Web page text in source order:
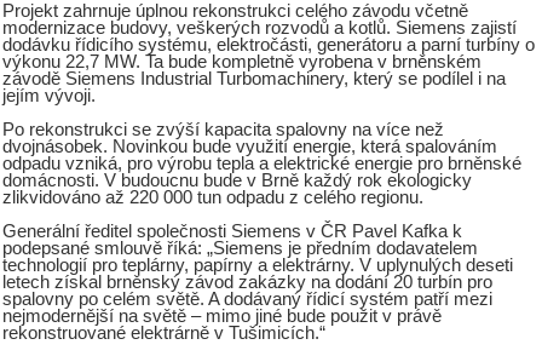
Projekt zahrnuje úplnou rekonstrukci celého závodu včetně
modernizace budovy, veškerých rozvodů a kotlů. Siemens zajistí
dodávku řídicího systému, elektročásti, generátoru a parní turbíny o
výkonu 22,7 MW. Ta bude kompletně vyrobena v brněnském
závodě Siemens Industrial Turbomachinery, který se podílel i na
jejím vývoji.
Po rekonstrukci se zvýší kapacita spalovny na více než
dvojnásobek. Novinkou bude využití energie, která spalováním
odpadu vzniká, pro výrobu tepla a elektrické energie pro brněnské
domácnosti. V budoucnu bude v Brně každý rok ekologicky
zlikvidováno až 220 000 tun odpadu z celého regionu.
Generální ředitel společnosti Siemens v ČR Pavel Kafka k
podepsané smlouvě říká: „Siemens je předním dodavatelem
technologií pro teplárny, papírny a elektrárny. V uplynulých deseti
letech získal brněnský závod zakázky na dodání 20 turbín pro
spalovny po celém světě. A dodávaný řídicí systém patří mezi
nejmodernější na světě – mimo jiné bude použit v právě
rekonstruované elektrárně v Tušimicích.“